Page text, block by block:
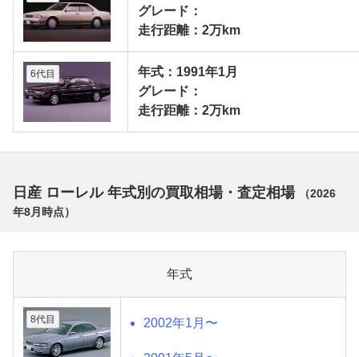
グレード：
走行距離：2万km
6代目
年式：1991年1月
グレード：
走行距離：2万km
日産 ローレル 年式別の買取相場・査定相場 （2026
年8月 時点）
年式
8代目 2002年1月〜